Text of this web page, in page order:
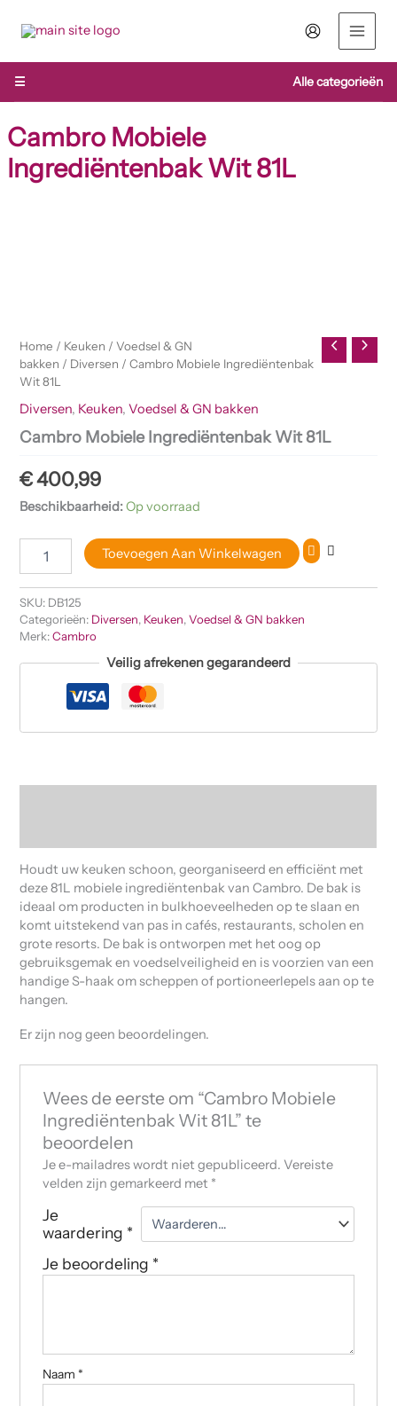
naar
inhoud
☰
Alle categorieën
Cambro Mobiele
Ingrediëntenbak Wit 81L
Home / Keuken /Voedsel & GN
bakken / Diversen / Cambro Mobiele Ingrediëntenbak
Wit 81L
Diversen, Keuken,Voedsel & GN bakken
Cambro Mobiele Ingrediëntenbak Wit 81L
€400,99
Beschikbaarheid:Op voorraad
Toevoegen Aan Winkelwagen
SKU: DB125
Categorieën: Diversen, Keuken,Voedsel & GN bakken
Merk:Cambro
Veilig afrekenen gegarandeerd
Houdt uw keuken schoon, georganiseerd en efficiënt met
deze 81L mobiele ingrediëntenbak van Cambro. De bak is
ideaal om producten in bulkhoeveelheden op te slaan en
komt uitstekend van pas in cafés, restaurants, scholen en
grote resorts. De bak is ontworpen met het oog op
gebruiksgemak en voedselveiligheid en is voorzien van een
handige S-haak om scheppen of portioneerlepels aan op te
hangen.
Er zijn nog geen beoordelingen.
Wees de eerste om “Cambro Mobiele
Ingrediëntenbak Wit 81L” te
beoordelen
Je e-mailadres wordt niet gepubliceerd. Vereiste
velden zijn gemarkeerd met *
Je
waardering *
Je beoordeling *
Naam *